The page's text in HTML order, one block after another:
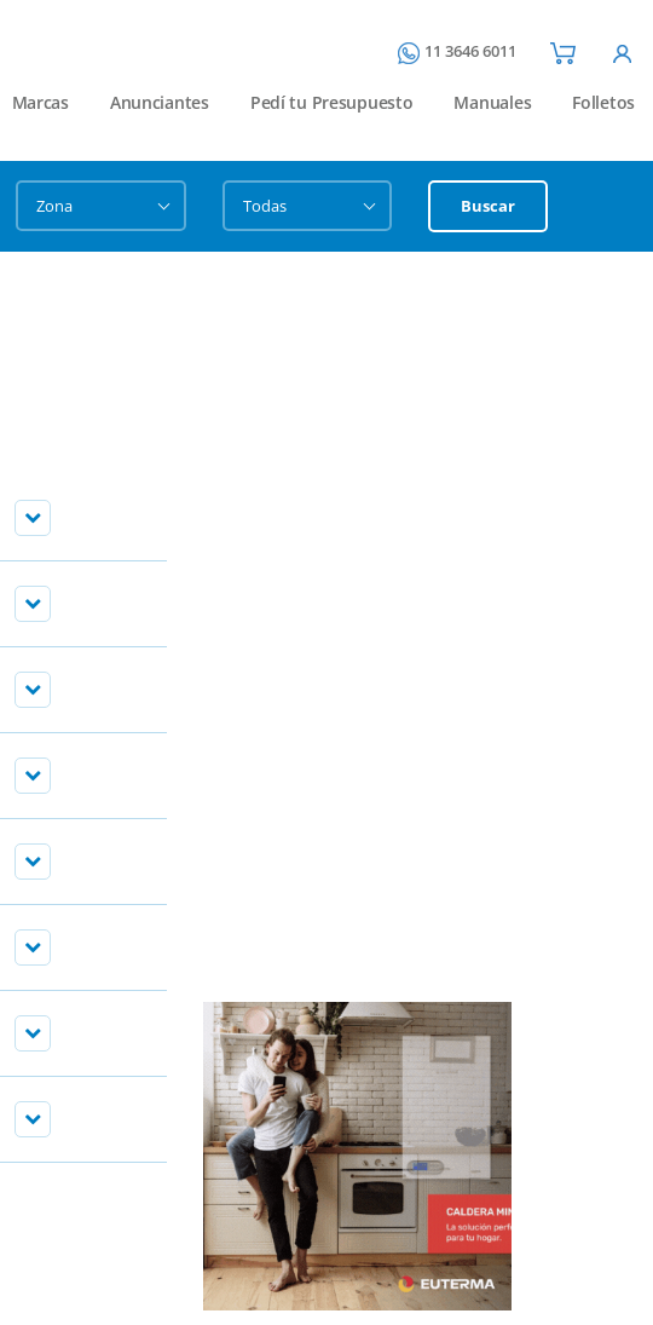
11 3646 6011
Marcas Anunciantes Pedí tu Presupuesto Manuales Folletos
Buscar